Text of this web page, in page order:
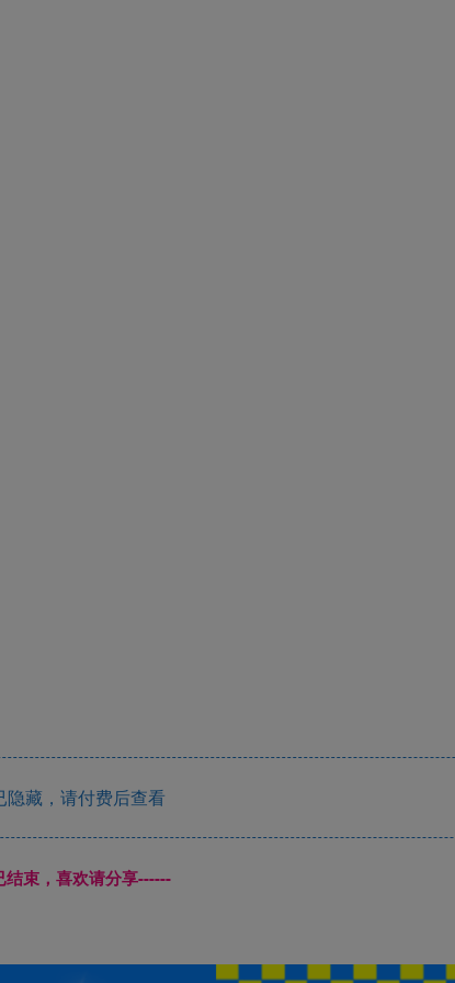
隐藏，请付费后查看
束，喜欢请分享------